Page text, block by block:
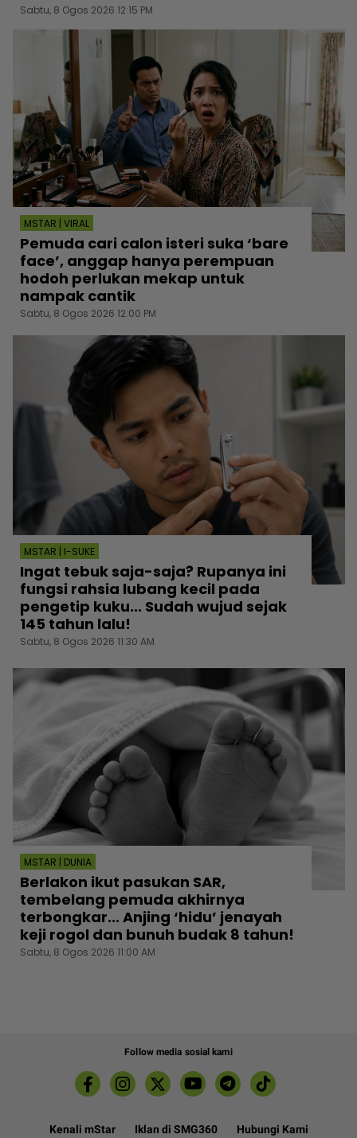
Sabtu, 8 Ogos 2026 12:15 PM
MSTAR | VIRAL
Pemuda cari calon isteri suka ‘bare
face’, anggap hanya perempuan
hodoh perlukan mekap untuk
nampak cantik
Sabtu, 8 Ogos 2026 12:00 PM
MSTAR | I-SUKE
Ingat tebuk saja-saja? Rupanya ini
fungsi rahsia lubang kecil pada
pengetip kuku... Sudah wujud sejak
145 tahun lalu!
Sabtu, 8 Ogos 2026 11:30 AM
MSTAR | DUNIA
Berlakon ikut pasukan SAR,
tembelang pemuda akhirnya
terbongkar... Anjing ‘hidu’ jenayah
keji rogol dan bunuh budak 8 tahun!
Sabtu, 8 Ogos 2026 11:00 AM
Follow media sosial kami
Kenali mStar Iklan di SMG360 Hubungi Kami